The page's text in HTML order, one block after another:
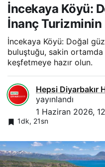
İncekaya Köyü:
İnanç Turizminin
İncekaya Köyü: Doğal
buluştuğu, sakin
keşfetmeye hazır olun.
Hepsi Diyarbakır
yayınlandı
1 Haziran 2026,
1dk, 21sn